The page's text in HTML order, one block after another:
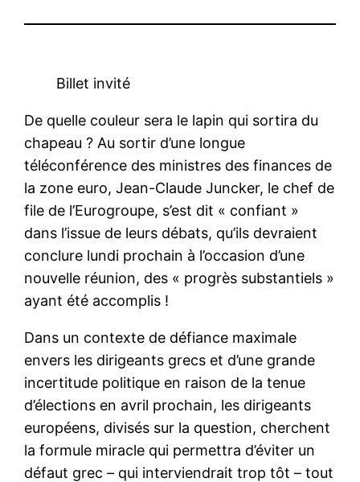
Billet invité
De quelle couleur sera le lapin qui sortira du
chapeau ? Au sortir d’une longue
téléconférence des ministres des finances de
la zone euro, Jean-Claude Juncker, le chef de
file de l’Eurogroupe, s’est dit « confiant »
dans l’issue de leurs débats, qu’ils devraient
conclure lundi prochain à l’occasion d’une
nouvelle réunion, des « progrès substantiels »
ayant été accomplis !
Dans un contexte de défiance maximale
envers les dirigeants grecs et d’une grande
incertitude politique en raison de la tenue
d’élections en avril prochain, les dirigeants
européens, divisés sur la question, cherchent
la formule miracle qui permettra d’éviter un
défaut grec – qui interviendrait trop tôt – tout